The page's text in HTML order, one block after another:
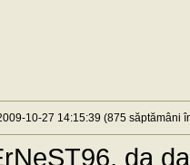
10-27 14:15:39 (875 săptămâni
da